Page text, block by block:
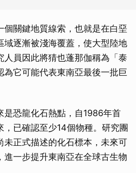
個關鍵地質線索，也就是在白堊
域逐漸被淺海覆蓋，使大型陸地
人員因此將猜也蓬那伽稱為「泰
為它可能代表東南亞最後一批巨
是恐龍化石熱點，自1986年首
，已確認至少14個物種。研究團
未正式描述的化石標本，未來可
進一步提升東南亞在全球古生物